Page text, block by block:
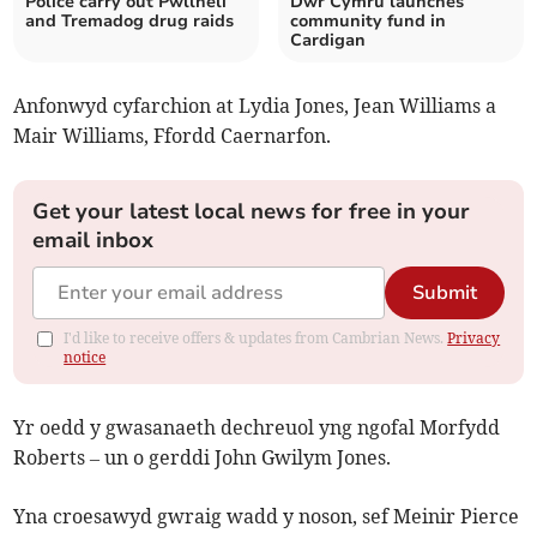
and Tremadog drug raids
community fund in
Cardigan
Anfonwyd cyfarchion at Lydia Jones, Jean Williams a
Mair Williams, Ffordd Caernarfon.
Get your latest local news for free in your
email inbox
Submit
I'd like to receive offers & updates from Cambrian News.Privacy
notice
Yr oedd y gwasanaeth dechreuol yng ngofal Morfydd
Roberts – un o gerddi John Gwilym Jones.
Yna croesawyd gwraig wadd y noson, sef Meinir Pierce